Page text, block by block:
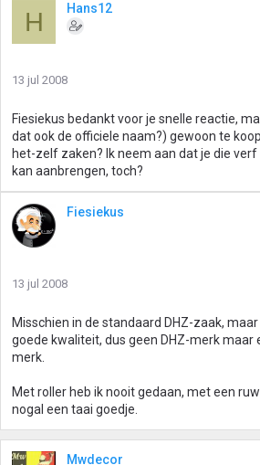
H Hans12
13 jul 2008
Fiesiekus bedankt voor je snelle reactie,
dat ook de officiele naam?) gewoon te
het-zelf zaken? Ik neem aan dat je die
kan aanbrengen, toch?
Fiesiekus
13 jul 2008
Misschien in de standaard DHZ-zaak,
goede kwaliteit, dus geen DHZ-merk maar
merk.
Met roller heb ik nooit gedaan, met een
nogal een taai goedje.
Mwdecor